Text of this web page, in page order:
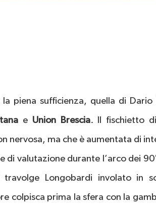
piena sufficienza, quella di Dario
e Union Brescia. Il fischietto
nervosa, ma che è aumentata di
valutazione durante l’arco dei
travolge Longobardi involato in
colpisca prima la sfera con la